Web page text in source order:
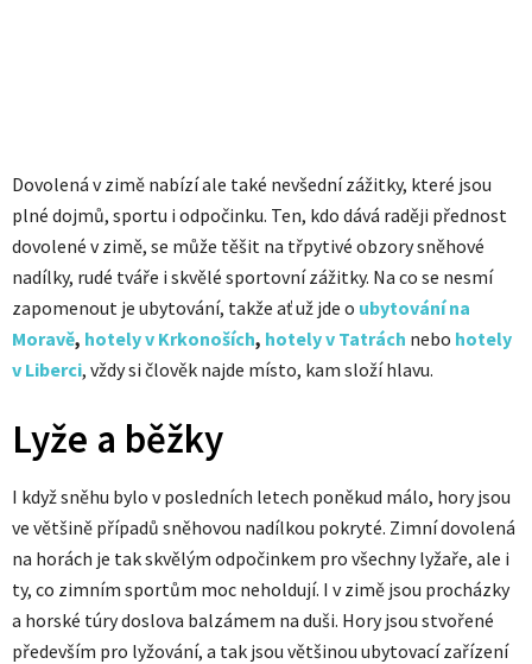
Dovolená v zimě nabízí ale také nevšední zážitky, které jsou
plné dojmů, sportu i odpočinku. Ten, kdo dává raději přednost
dovolené v zimě, se může těšit na třpytivé obzory sněhové
nadílky, rudé tváře i skvělé sportovní zážitky. Na co se nesmí
zapomenout je ubytování, takže ať už jde o ubytování na
Moravě, hotely v Krkonoších, hotely v Tatrách nebo hotely
v Liberci, vždy si člověk najde místo, kam složí hlavu.
Lyže a běžky
I když sněhu bylo v posledních letech poněkud málo, hory jsou
ve většině případů sněhovou nadílkou pokryté. Zimní dovolená
na horách je tak skvělým odpočinkem pro všechny lyžaře, ale i
ty, co zimním sportům moc neholdují. I v zimě jsou procházky
a horské túry doslova balzámem na duši. Hory jsou stvořené
především pro lyžování, a tak jsou většinou ubytovací zařízení